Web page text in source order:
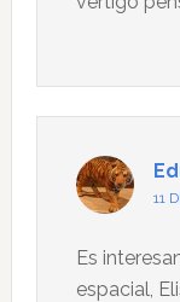
11
Es
espacial,